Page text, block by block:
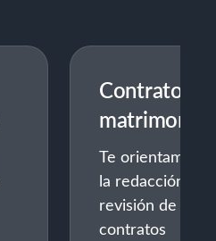
Contratos
Te orientamos
la redacción y
revisión de
contratos